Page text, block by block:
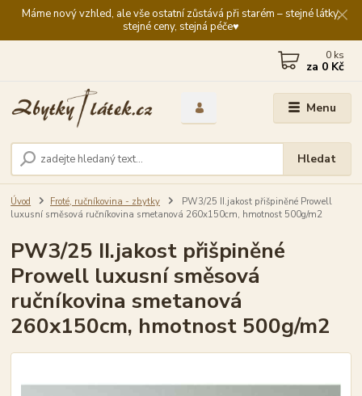
Máme nový vzhled, ale vše ostatní zůstává při starém – stejné látky,
stejné ceny, stejná péče♥️
Menu
Hledat
0 ks
za 0 Kč
Úvod Froté, ručníkovina - zbytky
PW3/25 II.jakost přišpiněné Prowell
luxusní směsová ručníkovina smetanová 260x150cm, hmotnost 500g/m2
PW3/25 II.jakost přišpiněné
Prowell luxusní směsová
ručníkovina smetanová
260x150cm, hmotnost 500g/m2